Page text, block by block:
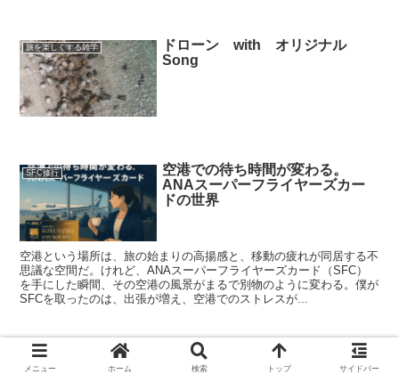
旅を楽しくする雑学
ドローン with オリジナル
Song
SFC修行
空港での待ち時間が変わる。
ANAスーパーフライヤーズカー
ドの世界
空港という場所は、旅の始まりの高揚感と、移動の疲れが同居する不
思議な空間だ。けれど、ANAスーパーフライヤーズカード（SFC）
を手にした瞬間、その空港の風景がまるで別物のように変わる。僕が
SFCを取ったのは、出張が増え、空港でのストレスが...
メニュー ホーム 検索 トップ サイドバー